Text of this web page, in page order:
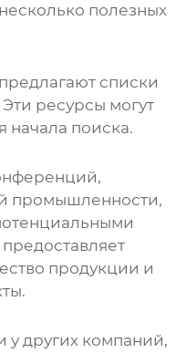
полезных
списки
ресурсы могут
начала поиска.
промышленности,
продукции и
других компаний,